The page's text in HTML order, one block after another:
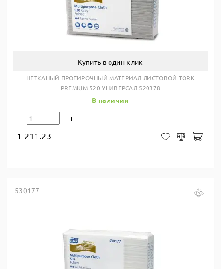
Купить в один клик
НЕТКАНЫЙ ПРОТИРОЧНЫЙ МАТЕРИАЛ ЛИСТОВОЙ TORK
PREMIUM 520 УНИВЕРСАЛ 520378
В наличии
1 211.23 В закладки
Сравнить
530177